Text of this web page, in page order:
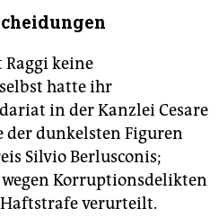
keine
hatte ihr
in der Kanzlei Cesare
der dunkelsten Figuren
Silvio Berlusconis;
Korruptionsdelikten
verurteilt.